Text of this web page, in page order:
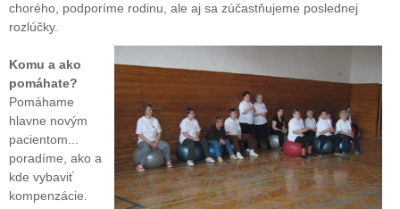
chorého, podporíme rodinu, ale aj sa zúčastňujeme poslednej
rozlúčky.
Komu a ako
pomáhate?
Pomáhame
hlavne novým
pacientom...
poradíme, ako a
kde vybaviť
kompenzácie.